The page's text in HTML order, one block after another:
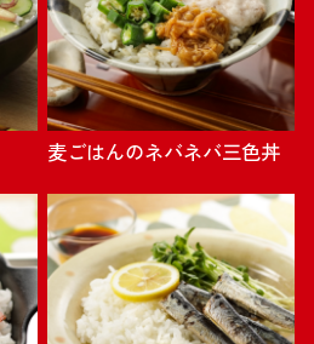
麦ごはんのネバネバ三色丼